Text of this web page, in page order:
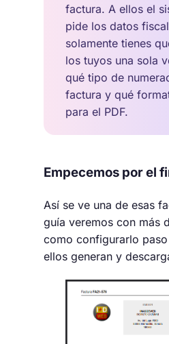
factura. A ellos el
pide los datos
solamente tienes
los tuyos una sola
qué tipo de
factura y qué
para el PDF.
Empecemos por el
Así se ve una de esas
guía veremos con más
como configurarlo
ellos generan y